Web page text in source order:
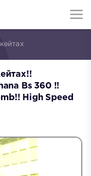
Bs 360 !!
High Speed